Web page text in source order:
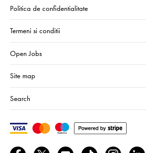
Politica de confidentialitate
Termeni si conditii
Open Jobs
Site map
Search